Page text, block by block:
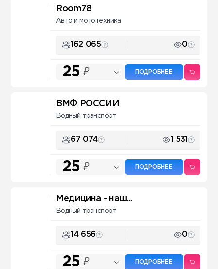
Room78
Авто и мототехника
162 065 0
25 ₽ ПОДРОБНЕЕ
ВМФ РОССИИ
Водный транспорт
67 074 1 531
25 ₽ ПОДРОБНЕЕ
Медицина - наш...
Водный транспорт
14 656 0
25 ₽ ПОДРОБНЕЕ